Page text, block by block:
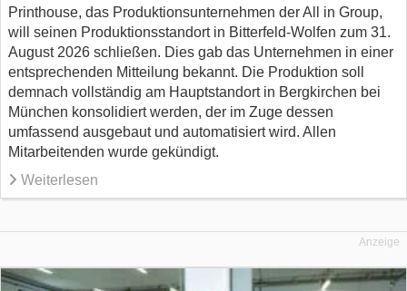
Printhouse, das Produktionsunternehmen der All in Group,
will seinen Produktionsstandort in Bitterfeld-Wolfen zum 31.
August 2026 schließen. Dies gab das Unternehmen in einer
entsprechenden Mitteilung bekannt. Die Produktion soll
demnach vollständig am Hauptstandort in Bergkirchen bei
München konsolidiert werden, der im Zuge dessen
umfassend ausgebaut und automatisiert wird. Allen
Mitarbeitenden wurde gekündigt.
Weiterlesen
Anzeige